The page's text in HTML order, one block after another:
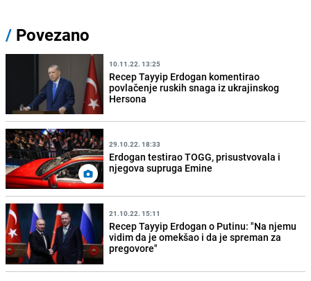
/ Povezano
10.11.22. 13:25
Recep Tayyip Erdogan komentirao
povlačenje ruskih snaga iz ukrajinskog
Hersona
29.10.22. 18:33
Erdogan testirao TOGG, prisustvovala i
njegova supruga Emine
21.10.22. 15:11
Recep Tayyip Erdogan o Putinu: "Na njemu
vidim da je omekšao i da je spreman za
pregovore"